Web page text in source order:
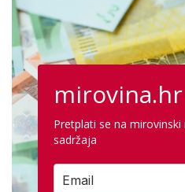
mirovina.hr
Pretplati se na
sadržaja